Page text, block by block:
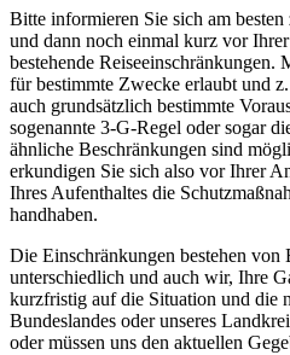
Bitte informieren Sie sich am
und dann noch einmal kurz vor
bestehende Reiseeinschränkungen.
für bestimmte Zwecke erlaubt und
auch grundsätzlich bestimmte
sogenannte 3-G-Regel oder sogar
ähnliche Beschränkungen sind
erkundigen Sie sich also vor Ihrer
Ihres Aufenthaltes die
handhaben.
Die Einschränkungen bestehen von
unterschiedlich und auch wir, Ihre
kurzfristig auf die Situation und die
Bundeslandes oder unseres
oder müssen uns den aktuellen